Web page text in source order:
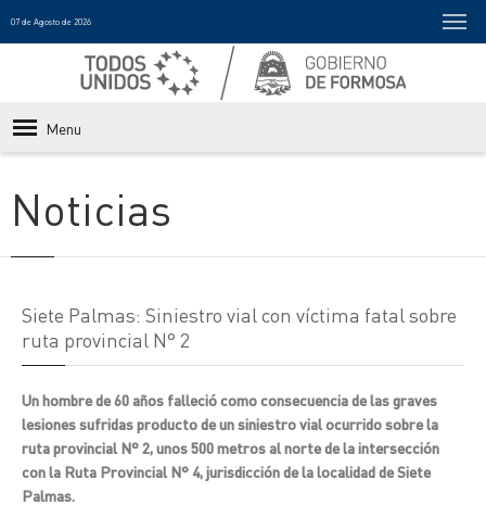
07 de Agosto de 2026
Menu
Noticias
Siete Palmas: Siniestro vial con víctima fatal sobre
ruta provincial N° 2
Un hombre de 60 años falleció como consecuencia de las graves
lesiones sufridas producto de un siniestro vial ocurrido sobre la
ruta provincial N° 2, unos 500 metros al norte de la intersección
con la Ruta Provincial N° 4, jurisdicción de la localidad de Siete
Palmas.